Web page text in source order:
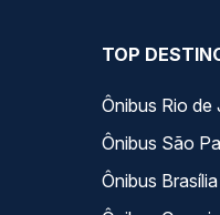
TOP
Ônibus Rio de
Ônibus São
Ônibus Brasília